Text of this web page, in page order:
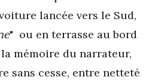
lancée vers le Sud,
" ou en terrasse au bord
la mémoire du narrateur,
sans cesse, entre netteté